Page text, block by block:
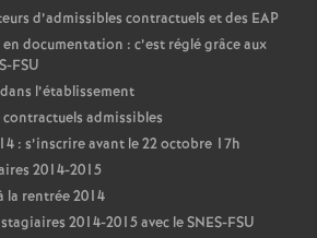
d’admissibles contractuels et des EAP
documentation : c’est réglé grâce aux
FSU
l’établissement
admissibles
: s’inscrire avant le 22 octobre 17h
2014-2015
la rentrée 2014
2014-2015 avec le SNES-FSU